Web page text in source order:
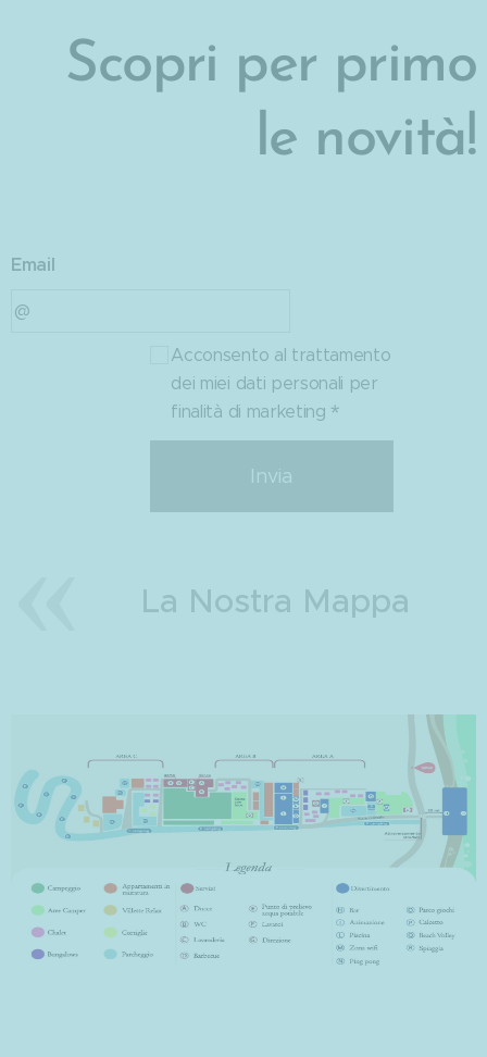
Scopri per primo
le novità!
Email
Acconsento al trattamento
dei miei dati personali per
finalità di marketing
Invia
La Nostra Mappa